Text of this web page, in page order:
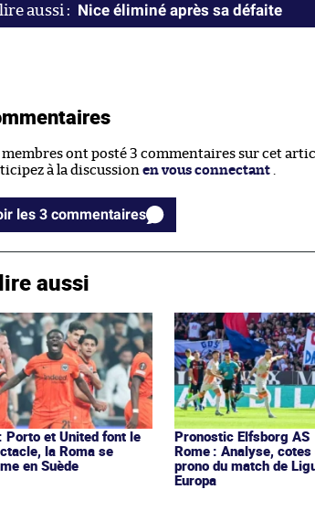
Nice éliminé après sa défaite
membres ont posté 3 commentaires sur cet
à la discussion en vous connectant .
Voir les 3 commentaires
aussi
Porto et United font le
la Roma se
en Suède
Pronostic Elfsborg AS
Rome : Analyse, cotes
prono du match de
Europa